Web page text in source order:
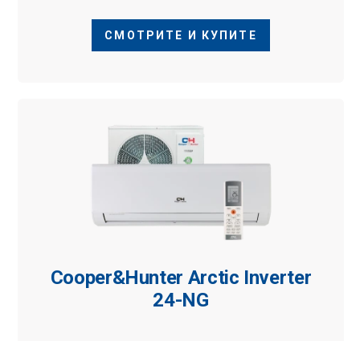
СМОТРИТЕ И КУПИТЕ
Cooper&Hunter Arctic Inverter
24-NG